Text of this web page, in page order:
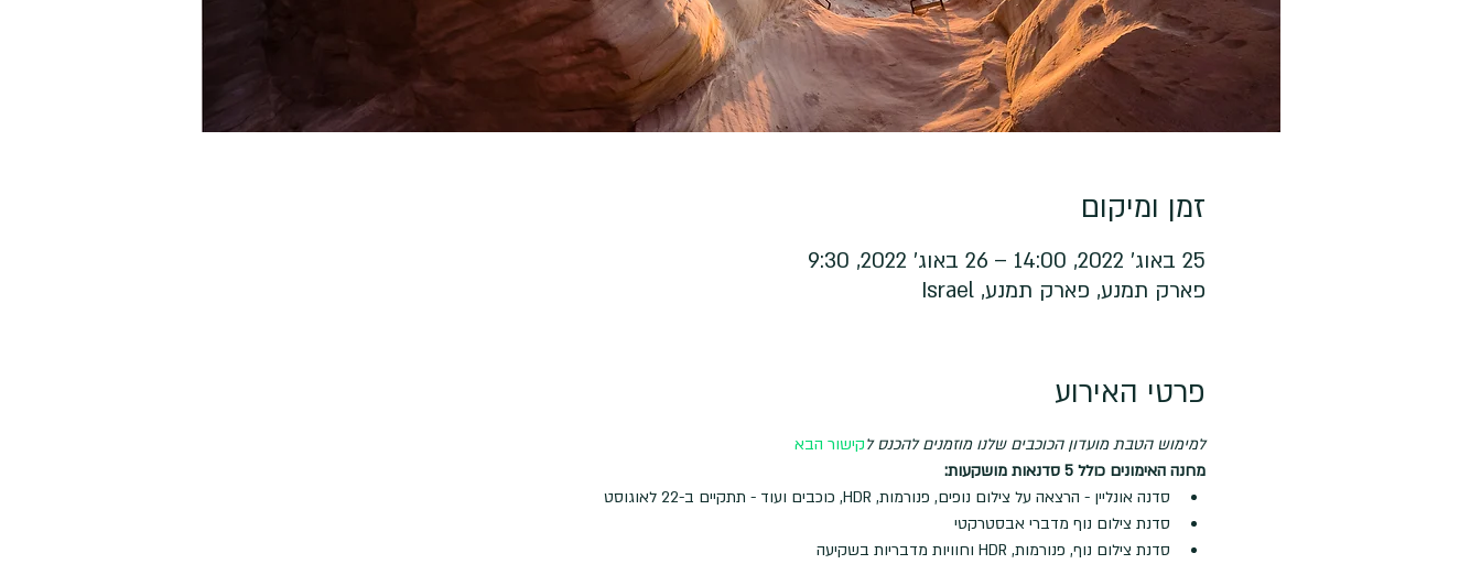
זמן ומיקום
25 באוג׳ 2022, 14:00 – 26 באוג׳ 2022, 9:30
פארק תמנע, פארק תמנע, Israel
פרטי האירוע
למימוש הטבת מועדון הכוכבים שלנו מוזמנים להכנס לקישור הבא
מחנה האימונים כולל 5 סדנאות מושקעות:
סדנה אונליין - הרצאה על צילום נופים, פנורמות, HDR, כוכבים ועוד - תתקיים ב-22 לאוגוסט
סדנת צילום נוף מדברי אבסטרקטי
סדנת צילום נוף, פנורמות, HDR וחוויות מדבריות בשקיעה